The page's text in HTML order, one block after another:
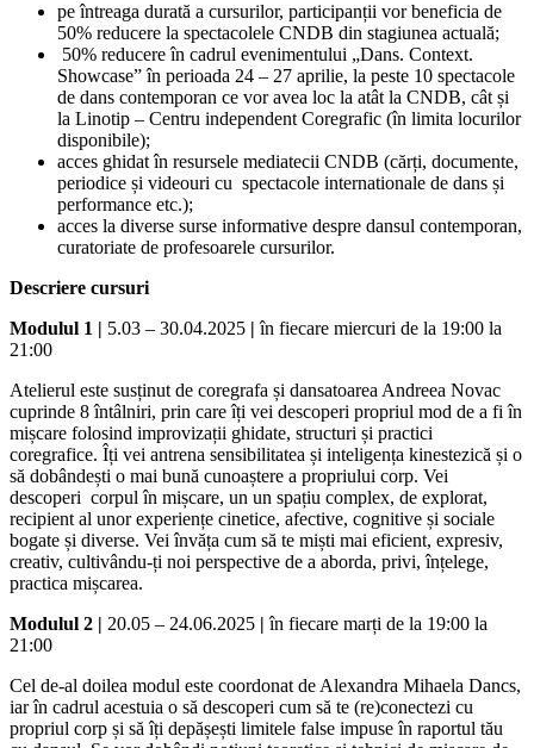
pe întreaga durată a cursurilor, participanții vor beneficia de
50% reducere la spectacolele CNDB din stagiunea actuală;
50% reducere în cadrul evenimentului „Dans. Context.
Showcase” în perioada 24 – 27 aprilie, la peste 10 spectacole
de dans contemporan ce vor avea loc la atât la CNDB, cât și
la Linotip – Centru independent Coregrafic (în limita locurilor
disponibile);
acces ghidat în resursele mediatecii CNDB (cărți, documente,
periodice și videouri cu spectacole internationale de dans și
performance etc.);
acces la diverse surse informative despre dansul contemporan,
curatoriate de profesoarele cursurilor.
Descriere cursuri
Modulul 1 | 5.03 – 30.04.2025 |în fiecare miercuri de la 19:00 la
21:00
Atelierul este susținut de coregrafa și dansatoarea Andreea Novac
cuprinde 8 întâlniri, prin care îți vei descoperi propriul mod de a fi în
mișcare folosind improvizații ghidate, structuri și practici
coregrafice. Îți vei antrena sensibilitatea și inteligența kinestezică și o
să dobândești o mai bună cunoaștere a propriului corp. Vei
descoperi corpul în mișcare, un un spațiu complex, de explorat,
recipient al unor experiențe cinetice, afective, cognitive și sociale
bogate și diverse. Vei învăța cum să te miști mai eficient, expresiv,
creativ, cultivându-ți noi perspective de a aborda, privi, înțelege,
practica mișcarea.
Modulul 2 | 20.05 – 24.06.2025 |în fiecare marți de la 19:00 la
21:00
Cel de-al doilea modul este coordonat de Alexandra Mihaela Dancs,
iar în cadrul acestuia o să descoperi cum să te (re)conectezi cu
propriul corp și să îți depășești limitele false impuse în raportul tău